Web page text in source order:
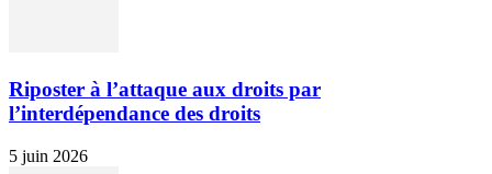
Riposter à l’attaque aux droits par
l’interdépendance des droits
5 juin 2026